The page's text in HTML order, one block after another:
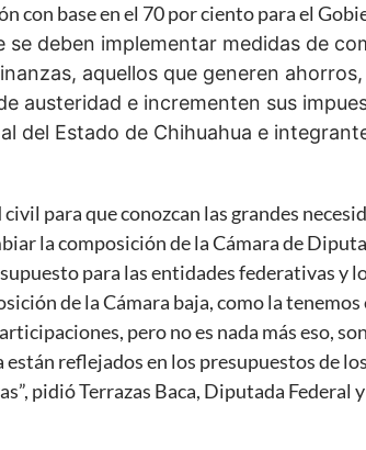
con base en el 70 por ciento para el
se deben implementar medidas de
aquellos que generen
austeridad e incrementen sus
del Estado de Chihuahua e
para que conozcan las grandes
la composición de la Cámara de
para las entidades federativas y
de la Cámara baja, como la
pero no es nada más eso,
reflejados en los presupuestos de
pidió Terrazas Baca, Diputada Federal